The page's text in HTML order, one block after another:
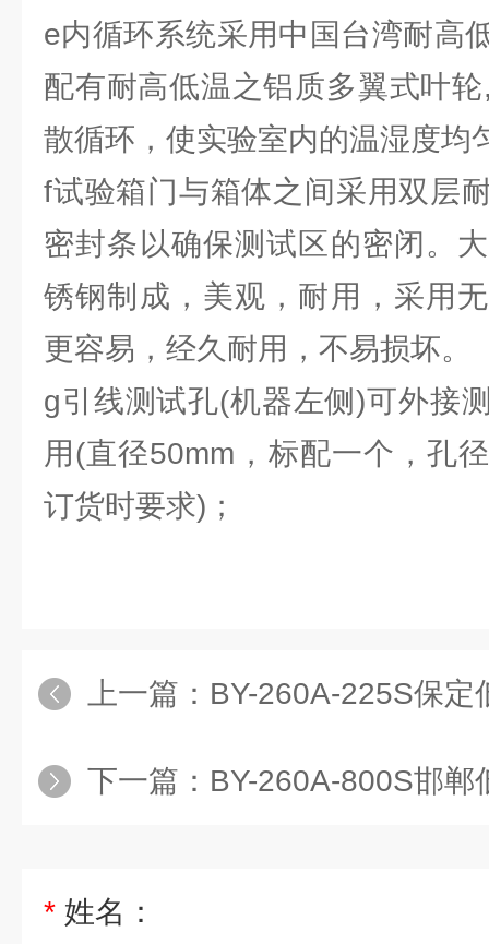
e内循环系统采用中国台湾耐高
配有耐高低温之铝质多翼式叶
散循环，使实验室内的温湿度均
f试验箱门与箱体之间采用双层
密封条以确保测试区的密闭。
锈钢制成，美观，耐用，采用
更容易，经久耐用，不易损坏。
g引线测试孔(机器左侧)可外接
用(直径50mm，标配一个，孔
订货时要求)；
上一篇： BY-260A-225S保定
下一篇： BY-260A-800S邯郸
* 姓名：